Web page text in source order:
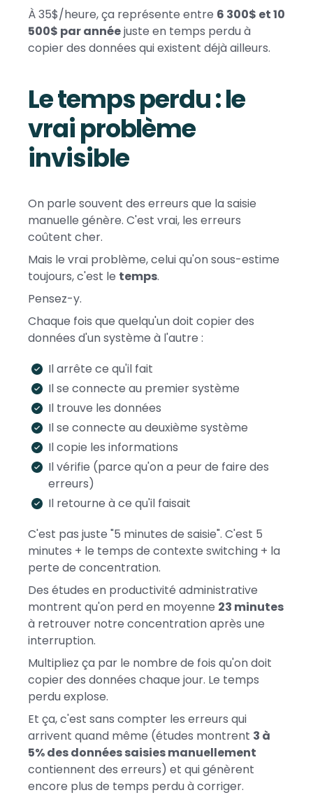
À 35$/heure, ça représente entre 6 300$ et 10
500$ par annéejuste en temps perdu à
copier des données qui existent déjà ailleurs.
Le temps perdu : le
vrai problème
invisible
On parle souvent des erreurs que la saisie
manuelle génère. C'est vrai, les erreurs
coûtent cher.
Mais le vrai problème, celui qu'on sous-estime
toujours, c'est le temps.
Pensez-y.
Chaque fois que quelqu'un doit copier des
données d'un système à l'autre :
Il arrête ce qu'il fait
Il se connecte au premier système
Il trouve les données
Il se connecte au deuxième système
Il copie les informations
Il vérifie (parce qu'on a peur de faire des
erreurs)
Il retourne à ce qu'il faisait
C'est pas juste "5 minutes de saisie". C'est 5
minutes + le temps de contexte switching + la
perte de concentration.
Des études en productivité administrative
montrent qu'on perd en moyenne 23 minutes
à retrouver notre concentration après une
interruption.
Multipliez ça par le nombre de fois qu'on doit
copier des données chaque jour. Le temps
perdu explose.
Et ça, c'est sans compter les erreurs qui
arrivent quand même (études montrent 3 à
5% des données saisies manuellement
contiennent des erreurs) et qui génèrent
encore plus de temps perdu à corriger.